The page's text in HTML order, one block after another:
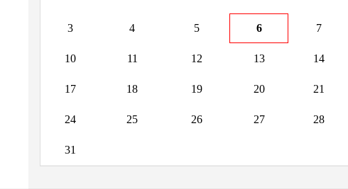
3 4 5 6 7
10 11 12 13 14
17 18 19 20 21
24 25 26 27 28
31